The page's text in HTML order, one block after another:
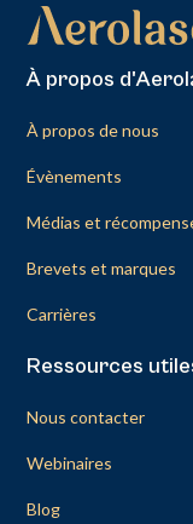
À propos
À propos de nous
Évènements
Médias et
Brevets et marques
Carrières
Ressources
Nous contacter
Webinaires
Blog